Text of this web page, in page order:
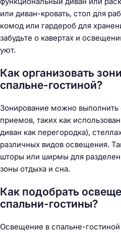
или диван-кровать, стол для
комод или гардероб для
забудьте о кавертах и
уют.
Как организовать
спальне-гостиной?
Зонирование можно
приемов, таких как
диван как перегородка),
различных видов освещения.
шторы или ширмы для
зоны отдыха и сна.
Как подобрать
спальни-гостины?
Освещение в спальне-